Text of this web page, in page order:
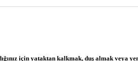
için yataktan kalkmak, duş almak veya